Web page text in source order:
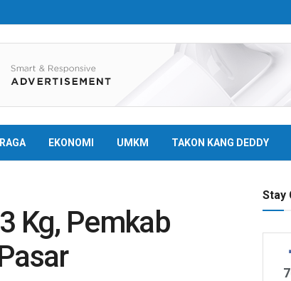
EKONOMI UMKM TAKON KANG DEDDY
Kg, Pemkab
Stay